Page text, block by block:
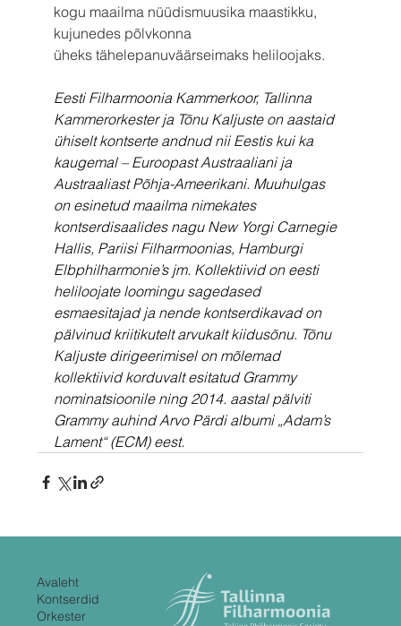
kogu maailma nüüdismuusika maastikku,
kujunedes põlvkonna
üheks tähelepanuväärseimaks heliloojaks.
Eesti Filharmoonia Kammerkoor, Tallinna
Kammerorkester ja Tõnu Kaljuste on aastaid
ühiselt kontserte andnud nii Eestis kui ka
kaugemal – Euroopast Austraaliani ja
Austraaliast Põhja-Ameerikani. Muuhulgas
on esinetud maailma nimekates
kontserdisaalides nagu New Yorgi Carnegie
Hallis, Pariisi Filharmoonias, Hamburgi
Elbphilharmonie’s jm. Kollektiivid on eesti
heliloojate loomingu sagedased
esmaesitajad ja nende kontserdikavad on
pälvinud kriitikutelt arvukalt kiidusõnu. Tõnu
Kaljuste dirigeerimisel on mõlemad
kollektiivid korduvalt esitatud Grammy
nominatsioonile ning 2014. aastal pälviti
Grammy auhind Arvo Pärdi albumi „Adam’s
Lament“ (ECM) eest.
Avaleht
Kontserdid
Orkester